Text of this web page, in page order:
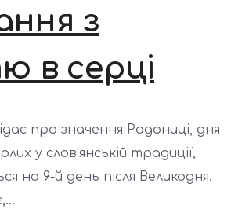
з
в серці
про значення Радониці, дня
у слов’янській традиції,
на 9-й день після Великодня.